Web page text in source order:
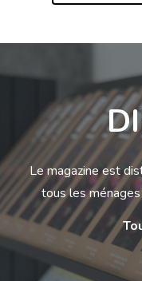
Le magazine est
tous les